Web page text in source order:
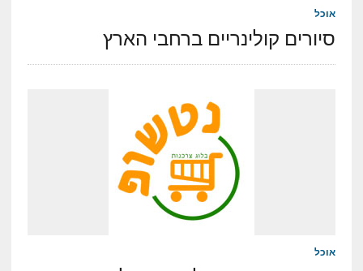
אוכל
סיורים קולינריים ברחבי הארץ
אוכל